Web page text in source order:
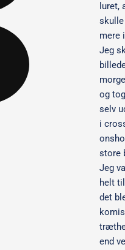
luret,
mere
Jeg
og
selv
i
store
Jeg
helt
det
end